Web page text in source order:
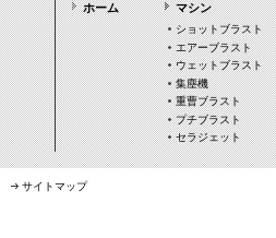
ホーム マシン
ショットブラスト
エアーブラスト
ウェットブラスト
集塵機
重曹ブラスト
プチブラスト
セラジェット
サイトマップ